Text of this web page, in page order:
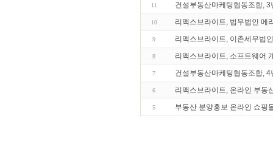
11 건설부동산마케팅협동조합,
10 리맥스브라이트, 법무법인 메
9 리맥스브라이트, 이촌세무법
8 리맥스브라이트, 소프트웨어
7 건설부동산마케팅협동조합,
6 리맥스브라이트, 온라인 부동
5 부동산 분양홍보 온라인 쇼핑